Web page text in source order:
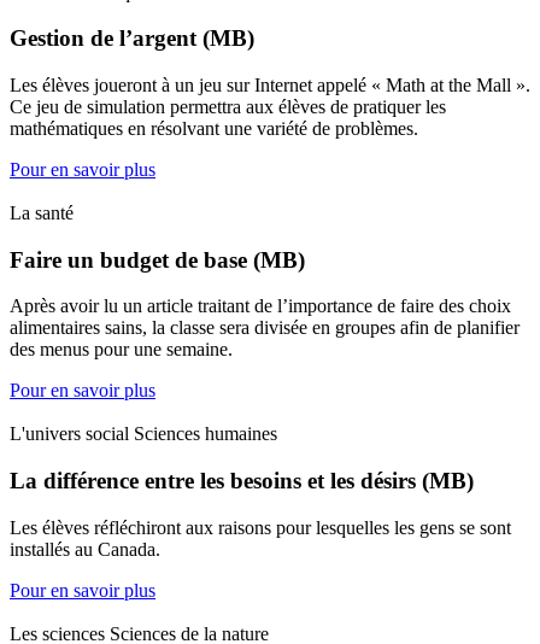
Gestion de l’argent (MB)
Les élèves joueront à un jeu sur Internet appelé « Math at the Mall ».
Ce jeu de simulation permettra aux élèves de pratiquer les
mathématiques en résolvant une variété de problèmes.
Pour en savoir plus
La santé
Faire un budget de base (MB)
Après avoir lu un article traitant de l’importance de faire des choix
alimentaires sains, la classe sera divisée en groupes afin de planifier
des menus pour une semaine.
Pour en savoir plus
L'univers social Sciences humaines
La différence entre les besoins et les désirs (MB)
Les élèves réfléchiront aux raisons pour lesquelles les gens se sont
installés au Canada.
Pour en savoir plus
Les sciences Sciences de la nature